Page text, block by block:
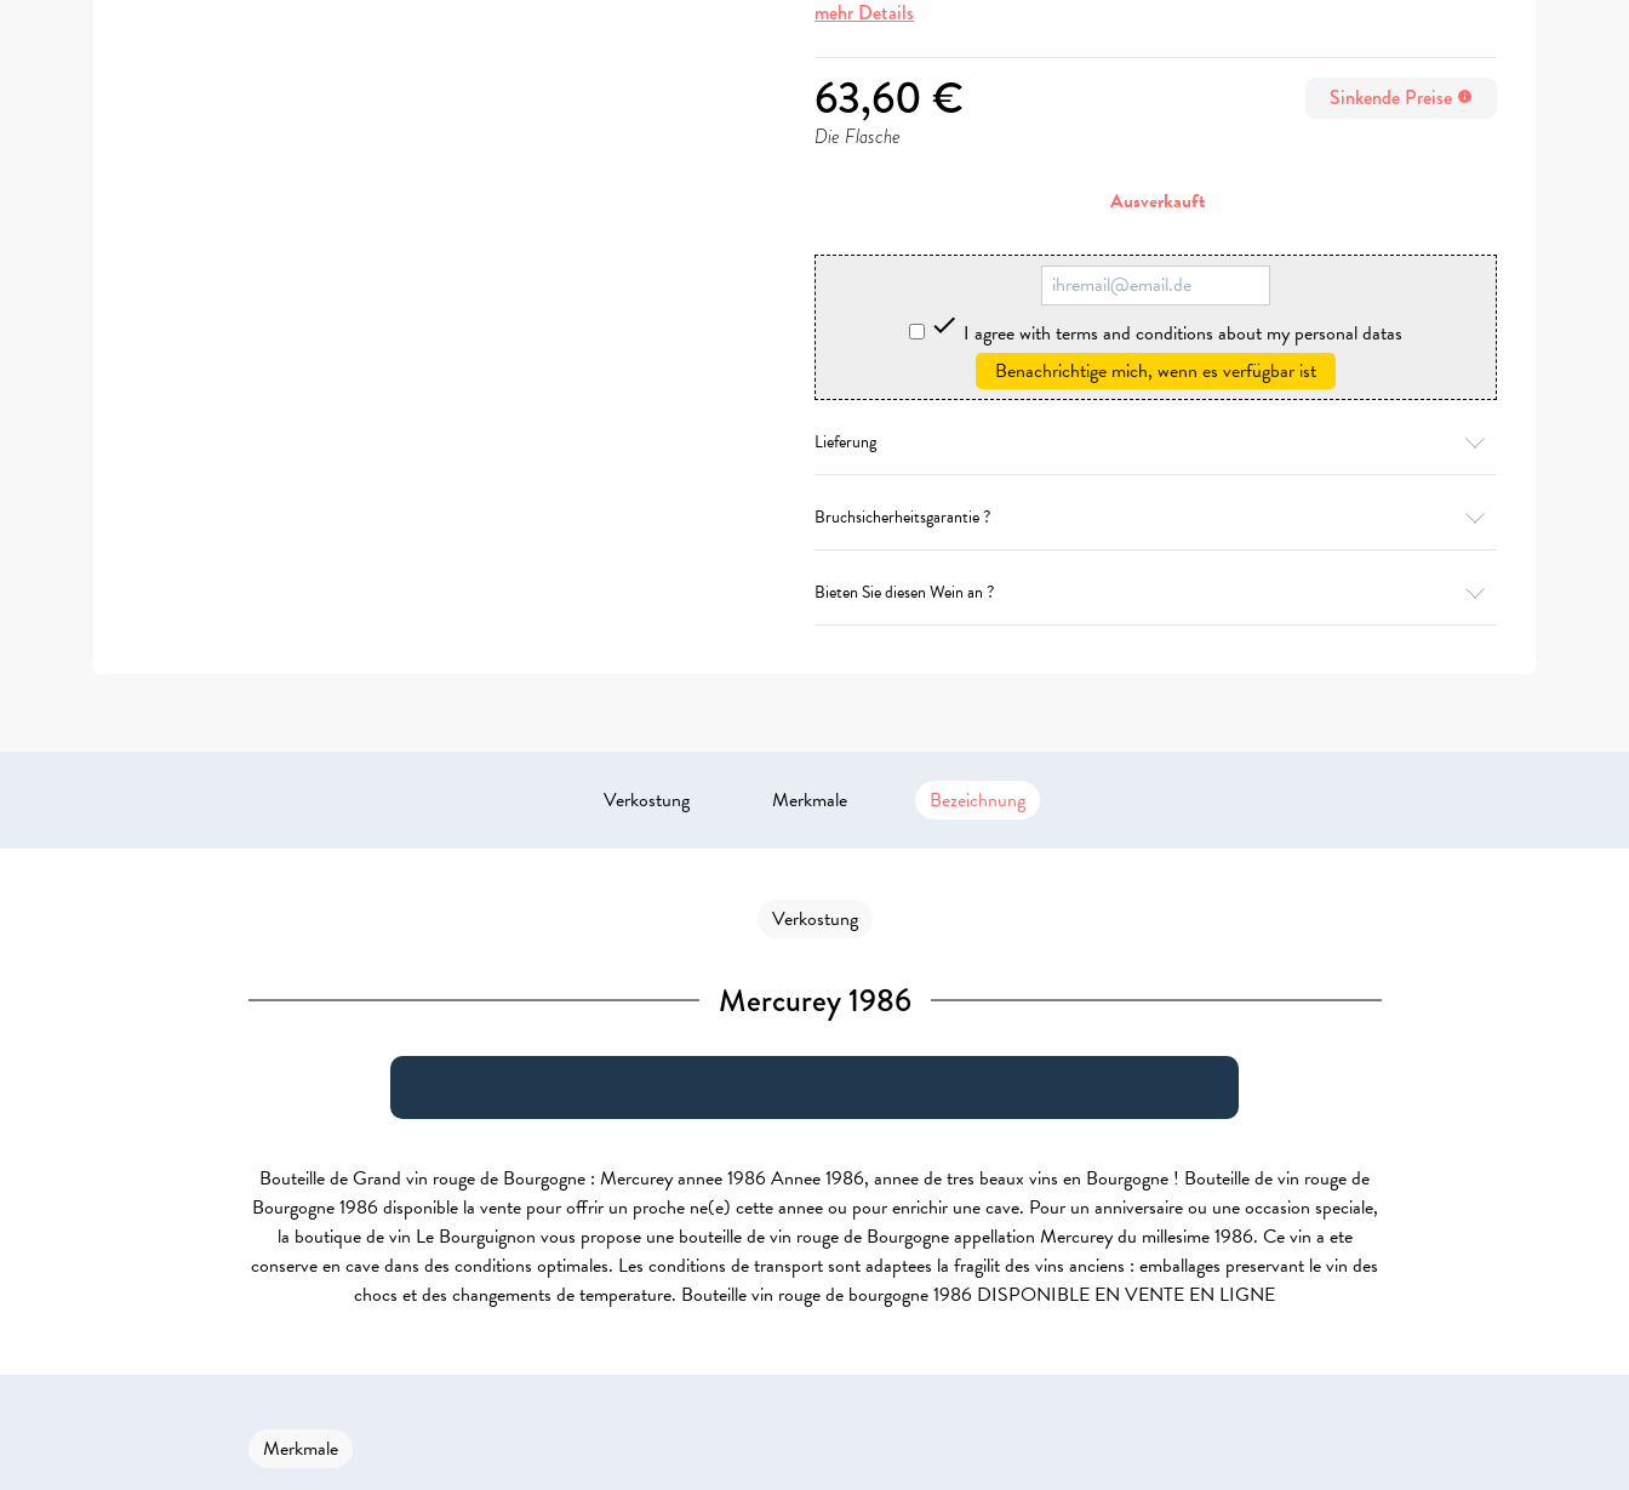
mehr Details
63,60 € Sinkende Preise info
Die Flasche
Ausverkauft
 I agree with terms and conditions about my personal datas
Benachrichtige mich, wenn es verfügbar ist
Lieferung
Bruchsicherheitsgarantie ?
Bieten Sie diesen Wein an ?
Verkostung Merkmale Bezeichnung
Verkostung
Mercurey 1986
Bouteille de Grand vin rouge de Bourgogne : Mercurey annee 1986 Annee 1986, annee de tres beaux vins en Bourgogne ! Bouteille de vin rouge de
Bourgogne 1986 disponible la vente pour offrir un proche ne(e) cette annee ou pour enrichir une cave. Pour un anniversaire ou une occasion speciale,
la boutique de vin Le Bourguignon vous propose une bouteille de vin rouge de Bourgogne appellation Mercurey du millesime 1986. Ce vin a ete
conserve en cave dans des conditions optimales. Les conditions de transport sont adaptees la fragilit des vins anciens : emballages preservant le vin des
chocs et des changements de temperature. Bouteille vin rouge de bourgogne 1986 DISPONIBLE EN VENTE EN LIGNE
Merkmale